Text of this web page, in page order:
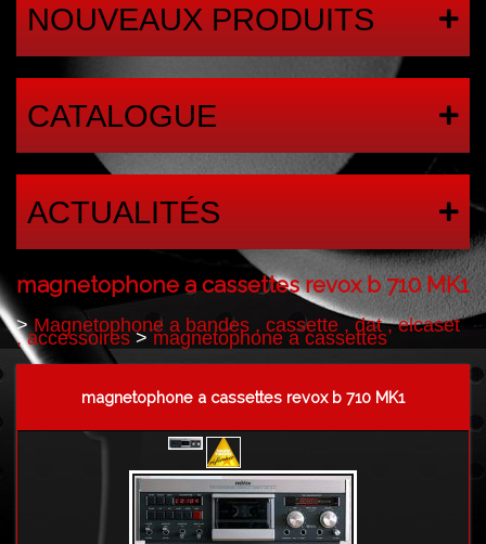
NOUVEAUX PRODUITS
CATALOGUE
ACTUALITÉS
magnetophone a cassettes revox b 710 MK1
>Magnetophone a bandes , cassette , dat , elcaset
, accessoires>magnetophone a cassettes
magnetophone a cassettes revox b 710 MK1